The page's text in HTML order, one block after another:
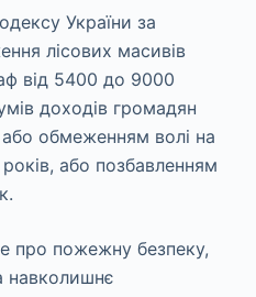
України за
лісових масивів
від 5400 до 9000
доходів громадян
обмеженням волі на
або позбавленням
про пожежну безпеку,
навколишнє